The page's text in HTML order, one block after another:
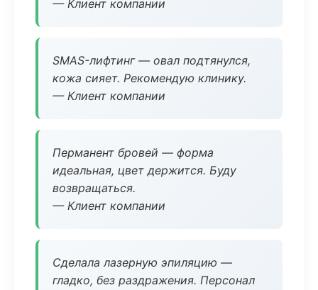
— Клиент компании
SMAS-лифтинг — овал подтянулся,
кожа сияет. Рекомендую клинику.
— Клиент компании
Перманент бровей — форма
идеальная, цвет держится. Буду
возвращаться.
— Клиент компании
Сделала лазерную эпиляцию —
гладко, без раздражения. Персонал